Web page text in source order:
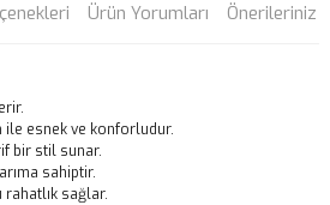
Ürün Yorumları Önerileriniz
esnek ve konforludur.
bir stil sunar.
sahiptir.
rahatlık sağlar.